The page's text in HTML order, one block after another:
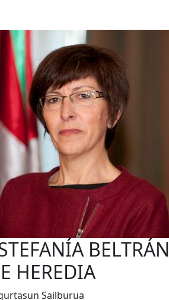
BELTRÁN
HEREDIA
Sailburua